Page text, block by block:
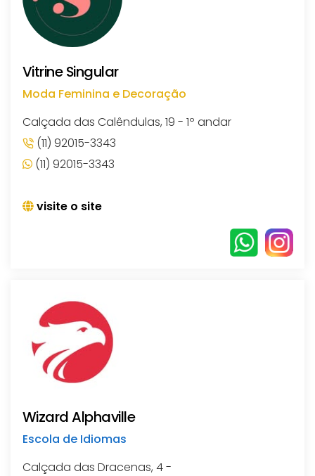
Vitrine Singular
Moda Feminina e Decoração
Calçada das Calêndulas, 19 - 1º andar
(11) 92015-3343
(11) 92015-3343
visite o site
Wizard Alphaville
Escola de Idiomas
Calçada das Dracenas, 4 -